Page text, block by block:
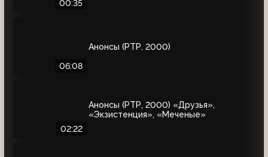
00:35
06:08
Анонсы (РТР, 2000)
02:22
Анонсы (РТР, 2000) «Друзья»,
«Экзистенция», «Меченые»